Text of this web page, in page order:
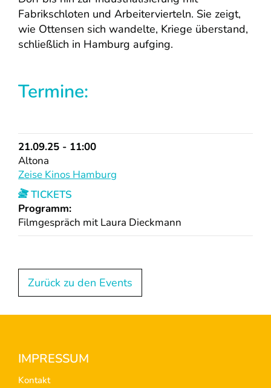
Fabrikschloten und Arbeitervierteln. Sie zeigt,
wie Ottensen sich wandelte, Kriege überstand,
schließlich in Hamburg aufging.
Termine:
21.09.25 - 11:00
Altona
Zeise Kinos Hamburg
TICKETS
Programm:
Filmgespräch mit Laura Dieckmann
Zurück zu den Events
Footer
IMPRESSUM
Kontakt